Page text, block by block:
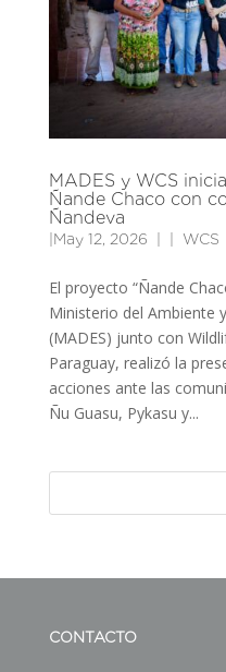
MADES y WCS
Ñande Chaco con
Ñandeva
May 12, 2026 WCS
El proyecto “Ñande
Ministerio del Ambiente
(MADES) junto con
Paraguay, realizó la
acciones ante las
Ñu Guasu, Pykasu y...
CONTACTO